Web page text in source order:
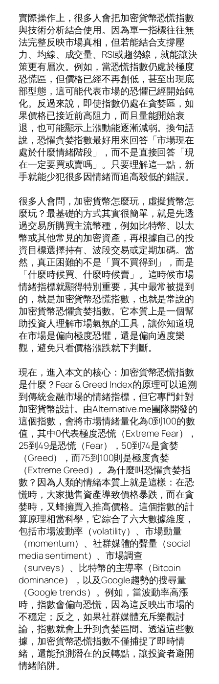
實際操作上，很多人會把加密貨幣恐慌指數
與技術分析結合使用。因為單一指標往往無
法完整反映市場真相，但若能結合支撐壓
力、均線、成交量、RSI或趨勢線，就能讓決
策更有層次。例如，當恐慌指數仍處於極度
恐慌區，但價格已經不再創低，甚至出現底
部型態，這可能代表市場的恐懼已經開始鈍
化。反過來說，即使指數仍處在貪婪區，如
果價格已接近前高阻力，而且量能開始衰
退，也可能顯示上漲動能逐漸減弱。換句話
說，恐懼貪婪指數最好用來回答「市場現在
處於什麼情緒階段」，而不是直接回答「現
在一定要買或賣嗎」。只要理解這一點，新
手就能少犯很多因情緒而追高殺低的錯誤。
很多人會問，加密貨幣怎麼玩，虛擬貨幣怎
麼玩？最基礎的方式其實很簡單，就是先透
過交易所購買主流幣種，例如比特幣、以太
幣或其他常見的加密資產，再根據自己的投
資目標選擇持有、波段交易或定期加碼。當
然，真正困難的不是「買不買得到」，而是
「什麼時候買、什麼時候賣」。這時候市場
情緒指標就顯得特別重要，其中最常被提到
的，就是加密貨幣恐慌指數，也就是常說的
加密貨幣恐懼貪婪指數。它本質上是一個幫
助投資人理解市場氣氛的工具，讓你知道現
在市場是偏向極度恐懼，還是偏向過度樂
觀，避免只看價格漲跌就下判斷。
現在，進入本文的核心：加密貨幣恐慌指數
是什麼？Fear & Greed Index的原理可以追溯
到傳統金融市場的情緒指標，但它專門針對
加密貨幣設計。由Alternative.me團隊開發的
這個指數，會將市場情緒量化為0到100的數
值，其中0代表極度恐慌（Extreme Fear），
25到49是恐慌（Fear），50到74是貪婪
（Greed），而75到100則是極度貪婪
（Extreme Greed）。為什麼叫恐懼貪婪指
數？因為人類的情緒本質上就是這樣：在恐
慌時，大家拋售資產導致價格暴跌，而在貪
婪時，又蜂擁買入推高價格。這個指數的計
算原理相當科學，它綜合了六大數據維度，
包括市場波動率（volatility）、市場動量
（momentum）、社群媒體的聲量（social
media sentiment）、市場調查
（surveys）、比特幣的主導率（Bitcoin
dominance），以及Google趨勢的搜尋量
（Google trends）。例如，當波動率高漲
時，指數會偏向恐慌，因為這反映出市場的
不穩定；反之，如果社群媒體充斥樂觀討
論，指數就會上升到貪婪區間。透過這些數
據，加密貨幣恐慌指數不僅捕捉了即時情
緒，還能預測潛在的反轉點，讓投資者避開
情緒陷阱。